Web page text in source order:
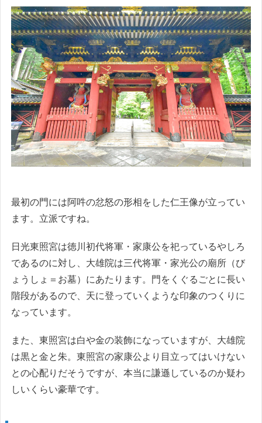
最初の門には阿吽の忿怒の形相をした仁王像が立ってい
ます。立派ですね。
日光東照宮は徳川初代将軍・家康公を祀っているやしろ
であるのに対し、大雄院は三代将軍・家光公の廟所（び
ょうしょ＝お墓）にあたります。門をくぐるごとに長い
階段があるので、天に登っていくような印象のつくりに
なっています。
また、東照宮は白や金の装飾になっていますが、大雄院
は黒と金と朱。東照宮の家康公より目立ってはいけない
との心配りだそうですが、本当に謙遜しているのか疑わ
しいくらい豪華です。